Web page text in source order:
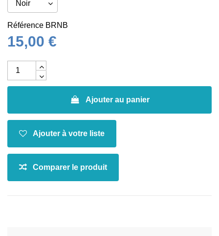
Référence BRNB
15,00 €
Ajouter au panier